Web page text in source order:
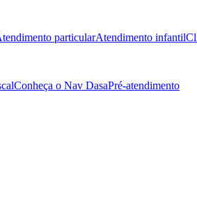
particularAtendimento infantil
Conheça o Nav DasaPré-atendimento